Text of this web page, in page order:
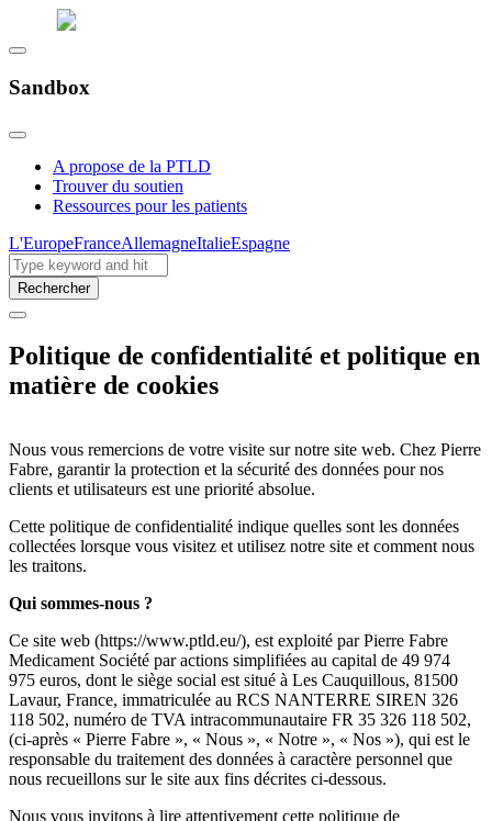
Sandbox
A propose de la PTLD
Trouver du soutien
Ressources pour les patients
L'EuropeFranceAllemagneItalieEspagne
Rechercher
Politique de confidentialité et politique en
matière de cookies
Nous vous remercions de votre visite sur notre site web. Chez Pierre
Fabre, garantir la protection et la sécurité des données pour nos
clients et utilisateurs est une priorité absolue.
Cette politique de confidentialité indique quelles sont les données
collectées lorsque vous visitez et utilisez notre site et comment nous
les traitons.
Qui sommes-nous ?
Ce site web (https://www.ptld.eu/), est exploité par Pierre Fabre
Medicament Société par actions simplifiées au capital de 49 974
975 euros, dont le siège social est situé à Les Cauquillous, 81500
Lavaur, France, immatriculée au RCS NANTERRE SIREN 326
118 502, numéro de TVA intracommunautaire FR 35 326 118 502,
(ci-après « Pierre Fabre », « Nous », « Notre », « Nos »), qui est le
responsable du traitement des données à caractère personnel que
nous recueillons sur le site aux fins décrites ci-dessous.
Nous vous invitons à lire attentivement cette politique de